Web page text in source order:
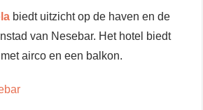
biedt uitzicht op de haven en de
van Nesebar. Het hotel biedt
airco en een balkon.